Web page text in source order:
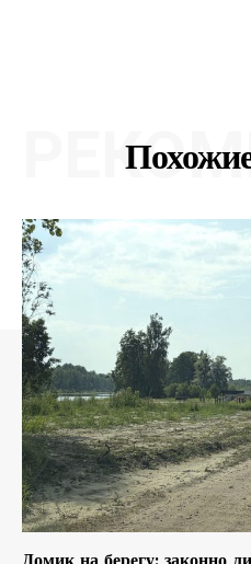
Домик на берегу: законно